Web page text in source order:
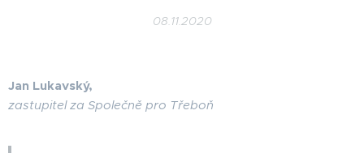
08.11.2020
Jan Lukavský,
zastupitel za Společně pro Třeboň